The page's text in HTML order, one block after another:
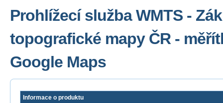
Prohlížecí služba WMTS -
topografické mapy ČR -
Google Maps
Informace o produktu